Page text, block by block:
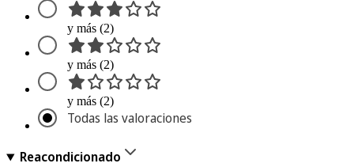
y más (2)
y más (2)
y más (2)
Todas las valoraciones
Reacondicionado